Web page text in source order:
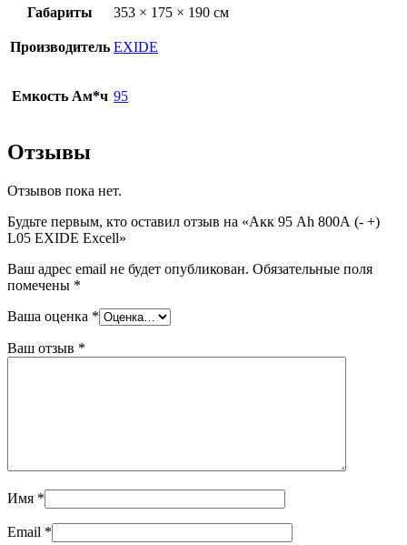
Габариты
353 × 175 × 190 см
Производитель EXIDE
Емкость Ам*ч 95
Отзывы
Отзывов пока нет.
Будьте первым, кто оставил отзыв на «Акк 95 Ah 800А (- +)
L05 EXIDE Excell»
Ваш адрес email не будет опубликован. Обязательные поля
помечены *
Ваша оценка *
Ваш отзыв *
Имя *
Email *